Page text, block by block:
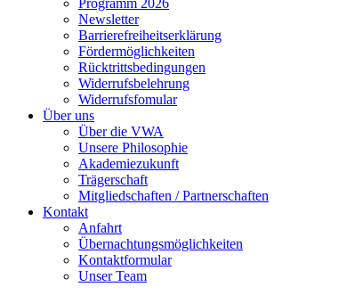
Programm 2026
Newsletter
Barrierefreiheitserklärung
Fördermöglichkeiten
Rücktrittsbedingungen
Widerrufsbelehrung
Widerrufsfomular
Über uns
Über die VWA
Unsere Philosophie
Akademiezukunft
Trägerschaft
Mitgliedschaften / Partnerschaften
Kontakt
Anfahrt
Übernachtungsmöglichkeiten
Kontaktformular
Unser Team